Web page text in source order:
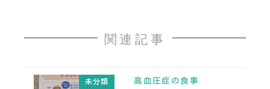
関連記事
未分類 高血圧症の食事